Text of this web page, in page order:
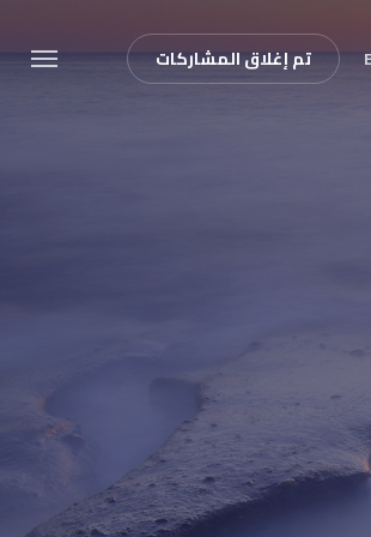
تم إغلاق المشاركات Menu